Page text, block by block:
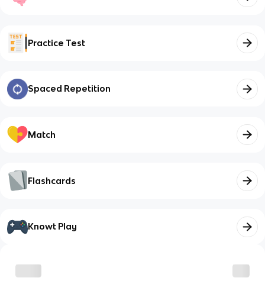
Practice Test
Spaced Repetition
Match
Flashcards
Knowt Play